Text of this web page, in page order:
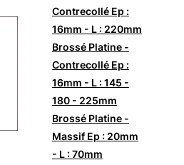
Contrecollé Ep :
16mm - L : 220mm
Brossé Platine -
Contrecollé Ep :
16mm - L : 145 -
180 - 225mm
Brossé Platine -
Massif Ep : 20mm
- L : 70mm